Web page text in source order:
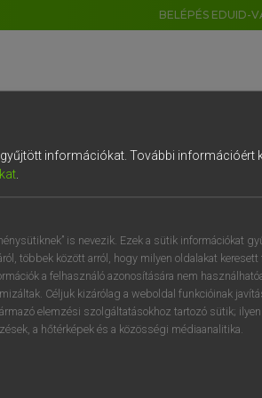
BELÉPÉS EDUID-
információkat. További információért
.
is nevezik. Ezek a sütik információkat
többek között arról, hogy milyen oldalakat keresett
a felhasználó azonosítására nem
Céljuk kizárólag a weboldal funkcióinak
elemzési szolgáltatásokhoz tartozó sütik;
a hőtérképek és a közösségi médiaanalitika.
4 5 6 7 8 9
r t z u i
f g h j k l é
c v b n m , .